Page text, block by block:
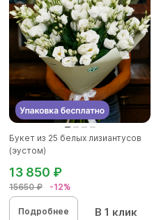
Букет из 25 белых лизиантусов
(эустом)
15650 ₽ -12%
13 850 ₽
Подробнее В 1 клик